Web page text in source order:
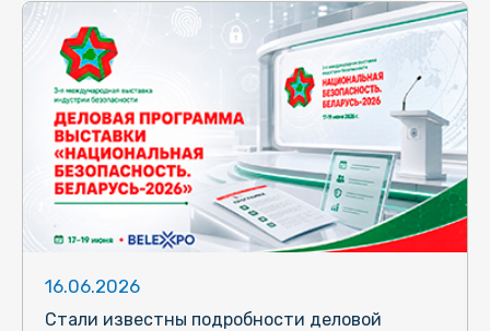
16.06.2026
Стали известны подробности деловой